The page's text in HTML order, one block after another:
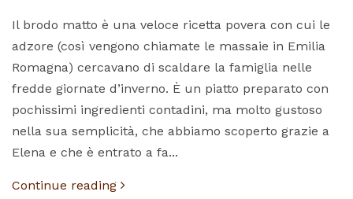
Il brodo matto è una veloce ricetta povera con cui le
adzore (così vengono chiamate le massaie in Emilia
Romagna) cercavano di scaldare la famiglia nelle
fredde giornate d’inverno. È un piatto preparato con
pochissimi ingredienti contadini, ma molto gustoso
nella sua semplicità, che abbiamo scoperto grazie a
Elena e che è entrato a fa...
Continue reading